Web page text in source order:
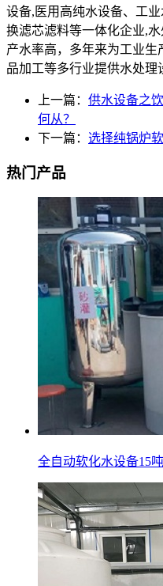
设备,医用高纯水设备、工
换滤芯滤料等一体化企业,
产水率高，多年来为工业
品加工等多行业提供水处理
上一篇： 供水设备之
何从？
下一篇： 选择纯锅炉
热门产品
全自动软化水设备15吨